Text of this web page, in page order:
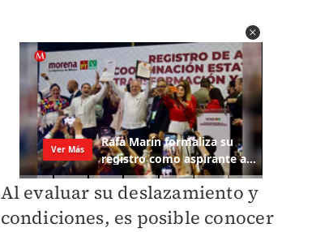
Al evaluar su deslazamiento y
condiciones, es posible conocer